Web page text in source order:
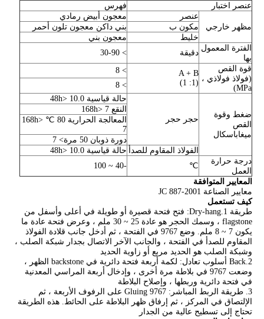
عنصر اختبار
فهرس
مظهر خارجي
عنصر
معجون أبيض رمادي
مكون ب
بني داكن معجون تلون أحمر
خليط
معجون بني
الفترة المعمول
بها
دقيقة
> 30-90
قوة القص
(فولاذ فولاذي ،
MPa)
A + B
(1: 1)
> 8
> 8
ضغط وقوة
القص
ميغاباسكال
حجر حجر
حالة قياسية 48h> 10.0
النقع 168h> 7
المعالجة الحرارية 80 ℃ 168h>
7
دورة ذوبان 50 مرة> 7
الفولاذ المقاوم للصدأ
حالة قياسية 48h> 10.0
درجة حرارة
العمل
℃
-40 ~ 100
المعايير المتوافقة
معايير الصناعة JC 887-2001
كيف تستعمل
طريقة 1.Dry-hang: فتح فتحة قصيرة أو طويلة في أعلى وأسفل من
flagstone ، وسمك الحجر هو عادة 25 ~ 30 ملم ، وعرض فتحة عادة ما
يكون 7 ~ 8 ملم. وضع 9767 في الفتحة ، ثم أدخل جانب قلادة الفولاذ
المقاوم للصدأ في الفتحة ، والجانب الآخر الاتصال بجدار شبكة الصلب ،
وشبكة الصلب هو الحديد مربع أو زاوية الحديد
2.Back أسلوب تعادل: لكمة أربعة فتحة دائرية في backstone الظهر ،
وضعت 9767 في بلاطة مرة أخرى ، وإدخال أربعة المراسي المعدنية
في فتحة دائرية وربطها ، وإصلاح البلاطة
3. طريقة الربط المباشر: Gluing 9767 على الرفوف الأربعة ، ثم
الإلتصاق في المركز ، ثم إرفاق ظهر البلاطة على الحائط. هذه الطريقة
تحتاج إلى تسطيح عالية من الجدار